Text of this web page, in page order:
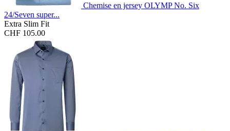
Chemise en jersey OLYMP No. Six
24/Seven super...
Extra Slim Fit
CHF 105.00